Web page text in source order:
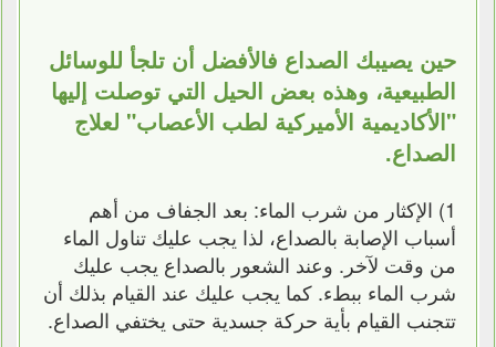
حين يصيبك الصداع فالأفضل أن تلجأ للوسائل
الطبيعية، وهذه بعض الحيل التي توصلت إليها
"الأكاديمية الأميركية لطب الأعصاب" لعلاج
الصداع.
1) الإكثار من شرب الماء: بعد الجفاف من أهم
أسباب الإصابة بالصداع، لذا يجب عليك تناول الماء
من وقت لآخر. وعند الشعور بالصداع يجب عليك
شرب الماء ببطء. كما يجب عليك عند القيام بذلك أن
تتجنب القيام بأية حركة جسدية حتى يختفي الصداع.